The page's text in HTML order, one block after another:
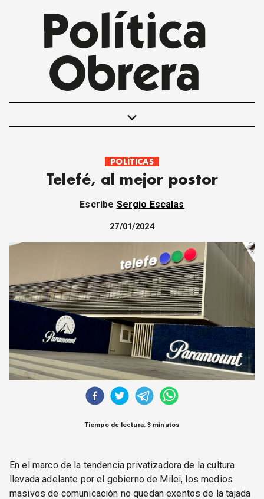
keyboard_arrow_down
POLÍTICAS
INTERNACIONALES
MUJER
ECONOMÍA
SOCIEDAD Y CULTURA
JUVENTUD
CORREO DE LECTORES
DEBATE
ARCHIVO
DECLARACIONES
OPINIÓN
ALTAMIRA RESPONDE
Política Obrera Revista
CONTACTO
POLÍTICAS
Telefé, al mejor postor
Escribe Sergio Escalas
27/01/2024
Tiempo de lectura: 3 minutos
En el marco de la tendencia privatizadora de la cultura
llevada adelante por el gobierno de Milei, los medios
masivos de comunicación no quedan exentos de la tajada